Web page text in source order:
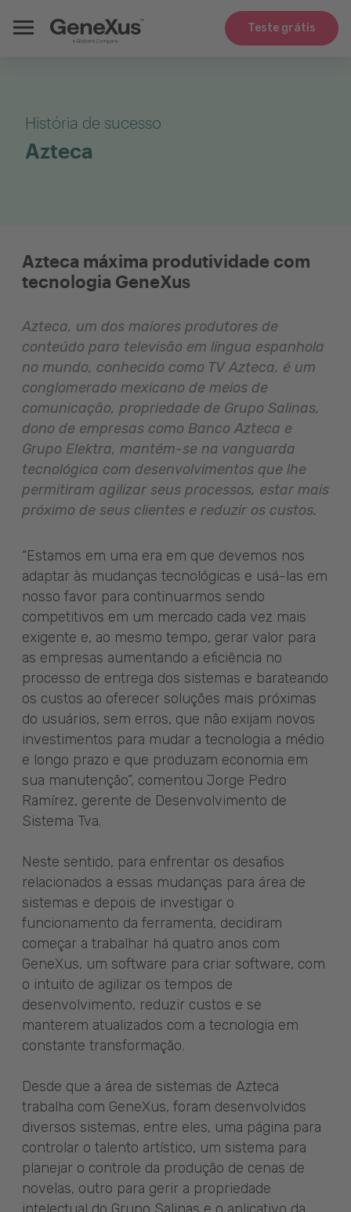
Teste grátis
História de sucesso
Azteca
Azteca máxima produtividade com
tecnologia GeneXus
Azteca, um dos maiores produtores de
conteúdo para televisão em língua espanhola
no mundo, conhecido como TV Azteca, é um
conglomerado mexicano de meios de
comunicação, propriedade de Grupo Salinas,
dono de empresas como Banco Azteca e
Grupo Elektra, mantém-se na vanguarda
tecnológica com desenvolvimentos que lhe
permitiram agilizar seus processos, estar mais
próximo de seus clientes e reduzir os custos.
“Estamos em uma era em que devemos nos
adaptar às mudanças tecnológicas e usá-las em
nosso favor para continuarmos sendo
competitivos em um mercado cada vez mais
exigente e, ao mesmo tempo, gerar valor para
as empresas aumentando a eficiência no
processo de entrega dos sistemas e barateando
os custos ao oferecer soluções mais próximas
do usuários, sem erros, que não exijam novos
investimentos para mudar a tecnologia a médio
e longo prazo e que produzam economia em
sua manutenção”, comentou Jorge Pedro
Ramírez, gerente de Desenvolvimento de
Sistema Tva.
Neste sentido, para enfrentar os desafios
relacionados a essas mudanças para área de
sistemas e depois de investigar o
funcionamento da ferramenta, decidiram
começar a trabalhar há quatro anos com
GeneXus, um software para criar software, com
o intuito de agilizar os tempos de
desenvolvimento, reduzir custos e se
manterem atualizados com a tecnologia em
constante transformação.
Desde que a área de sistemas de Azteca
trabalha com GeneXus, foram desenvolvidos
diversos sistemas, entre eles, uma página para
controlar o talento artístico, um sistema para
planejar o controle da produção de cenas de
novelas, outro para gerir a propriedade